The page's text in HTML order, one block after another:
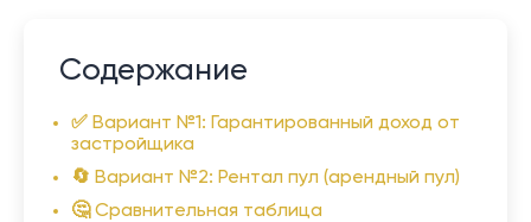
Содержание
✅ Вариант №1: Гарантированный доход от
застройщика
🔄 Вариант №2: Рентал пул (арендный пул)
🤔 Сравнительная таблица